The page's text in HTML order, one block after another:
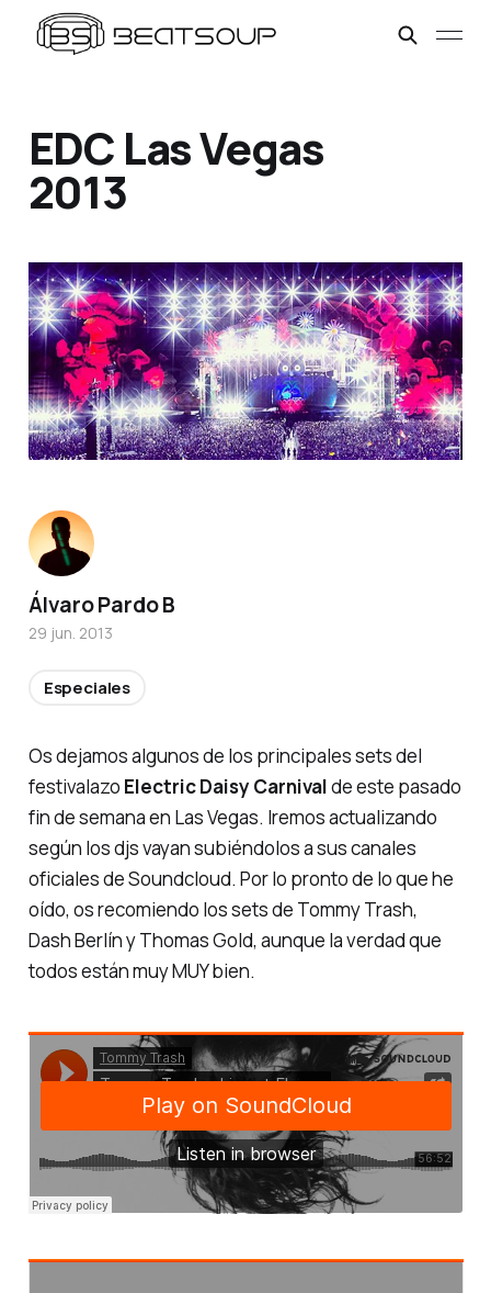
EDC Las Vegas
2013
Os dejamos algunos de los principales sets del
festivalazo Electric Daisy Carnivalde este pasado
fin de semana en Las Vegas. Iremos actualizando
según los djs vayan subiéndolos a sus canales
oficiales de Soundcloud. Por lo pronto de lo que he
oído, os recomiendo los sets de Tommy Trash,
Dash Berlín y Thomas Gold, aunque la verdad que
todos están muy MUY bien.
Álvaro Pardo B
29 jun. 2013
Especiales